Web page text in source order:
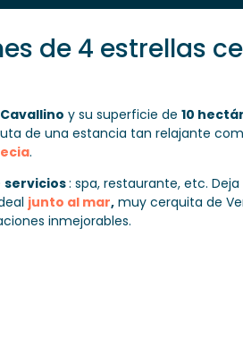
de 4 estrellas
y su superficie de 10
de una estancia tan relajante
.
servicios: spa, restaurante, etc.
junto al mar,muy cerquita de
inmejorables.